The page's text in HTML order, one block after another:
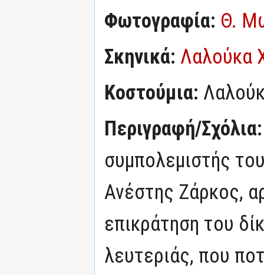
Φωτογραφία: Θ.
Σκηνικά: Λαλούκα
Κοστούμια:
Περιγραφή/
συμπολεμιστής
Ανέστης Ζάρκος,
επικράτηση του
λευτεριάς, που